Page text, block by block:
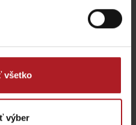
všetko
výber
Pramene v Kúpeľoch
Korytnica